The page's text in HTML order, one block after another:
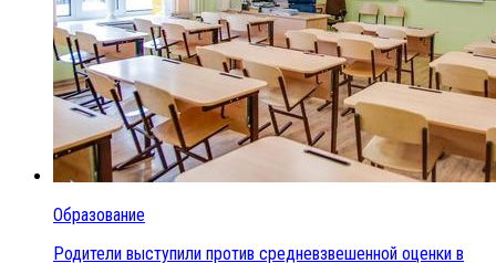
Образование
Родители выступили против средневзвешенной оценки в